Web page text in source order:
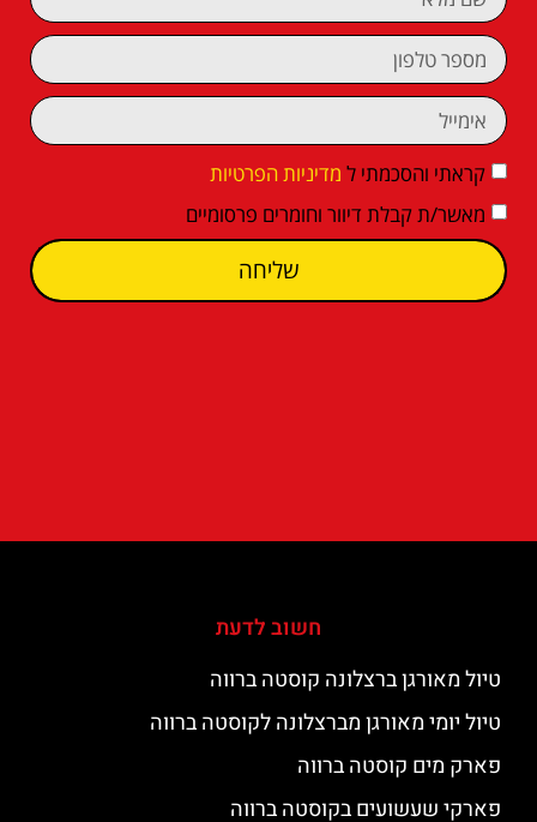
קראתי והסכמתי ל מדיניות הפרטיות
מאשר/ת קבלת דיוור וחומרים פרסומיים
שליחה
חשוב לדעת
טיול מאורגן ברצלונה קוסטה ברווה
טיול יומי מאורגן מברצלונה לקוסטה ברווה
פארק מים קוסטה ברווה
פארקי שעשועים בקוסטה ברווה